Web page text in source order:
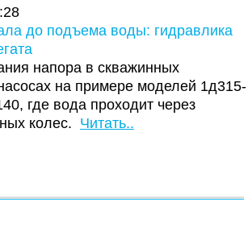
до подъема воды: гидравлика
напора в скважинных
на примере моделей 1д315-
где вода проходит через
колес. Читать..